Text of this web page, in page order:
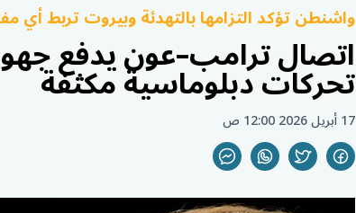
واشنطن تؤكد التزامها بالتهدئة وبيروت تربط
اتصال ترامب–عون يدفع
تحركات دبلوماسية مكثفة
17 أبريل 2026 12:00 ص